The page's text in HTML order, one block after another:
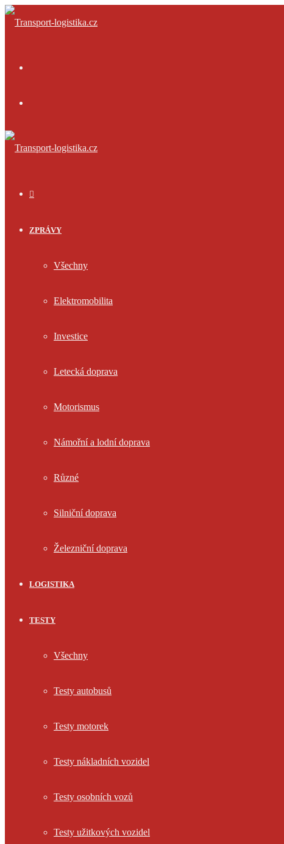
ZPRÁVY
Všechny
Elektromobilita
Investice
Letecká doprava
Motorismus
Námořní a lodní doprava
Různé
Silniční doprava
Železniční doprava
LOGISTIKA
TESTY
Všechny
Testy autobusů
Testy motorek
Testy nákladních vozidel
Testy osobních vozů
Testy užitkových vozidel